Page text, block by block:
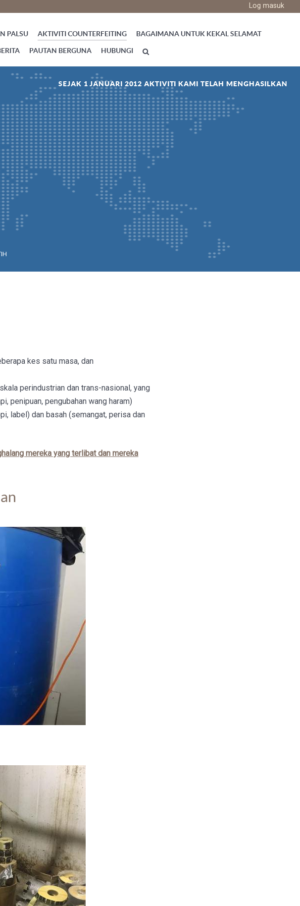
Log masuk
PALSU AKTIVITI COUNTERFEITING BAGAIMANA UNTUK KEKAL SELAMAT
PAUTAN BERGUNA HUBUNGI
SEJAK 1 JANUARI 2012 AKTIVITI KAMI TELAH MENGHASILKAN
kes satu masa, dan
perindustrian dan trans-nasional, yang
penipuan, pengubahan wang haram)
label) dan basah (semangat, perisa dan
mereka yang terlibat dan mereka